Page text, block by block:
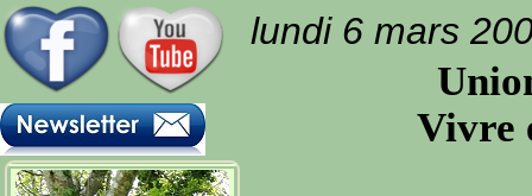
lundi 6 mars
Vivre